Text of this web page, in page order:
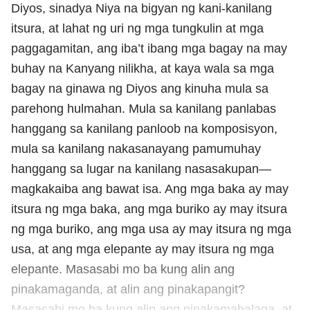
Diyos, sinadya Niya na bigyan ng kani-kanilang
itsura, at lahat ng uri ng mga tungkulin at mga
paggagamitan, ang iba’t ibang mga bagay na may
buhay na Kanyang nilikha, at kaya wala sa mga
bagay na ginawa ng Diyos ang kinuha mula sa
parehong hulmahan. Mula sa kanilang panlabas
hanggang sa kanilang panloob na komposisyon,
mula sa kanilang nakasanayang pamumuhay
hanggang sa lugar na kanilang nasasakupan—
magkakaiba ang bawat isa. Ang mga baka ay may
itsura ng mga baka, ang mga buriko ay may itsura
ng mga buriko, ang mga usa ay may itsura ng mga
usa, at ang mga elepante ay may itsura ng mga
elepante. Masasabi mo ba kung alin ang
pinakamaganda, at alin ang pinakapangit?